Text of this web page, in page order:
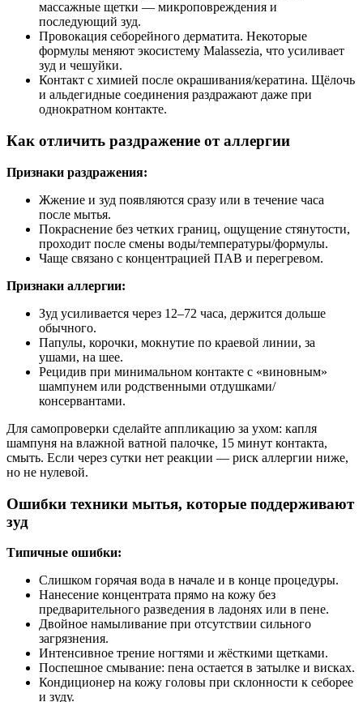
массажные щетки — микроповреждения и
последующий зуд.
Провокация себорейного дерматита. Некоторые
формулы меняют экосистему Malassezia, что усиливает
зуд и чешуйки.
Контакт с химией после окрашивания/кератина. Щёлочь
и альдегидные соединения раздражают даже при
однократном контакте.
Как отличить раздражение от аллергии
Признаки раздражения:
Жжение и зуд появляются сразу или в течение часа
после мытья.
Покраснение без четких границ, ощущение стянутости,
проходит после смены воды/температуры/формулы.
Чаще связано с концентрацией ПАВ и перегревом.
Признаки аллергии:
Зуд усиливается через 12–72 часа, держится дольше
обычного.
Папулы, корочки, мокнутие по краевой линии, за
ушами, на шее.
Рецидив при минимальном контакте с «виновным»
шампунем или родственными отдушками/
консервантами.
Для самопроверки сделайте аппликацию за ухом: капля
шампуня на влажной ватной палочке, 15 минут контакта,
смыть. Если через сутки нет реакции — риск аллергии ниже,
но не нулевой.
Ошибки техники мытья, которые поддерживают
зуд
Типичные ошибки:
Слишком горячая вода в начале и в конце процедуры.
Нанесение концентрата прямо на кожу без
предварительного разведения в ладонях или в пене.
Двойное намыливание при отсутствии сильного
загрязнения.
Интенсивное трение ногтями и жёсткими щетками.
Поспешное смывание: пена остается в затылке и висках.
Кондиционер на кожу головы при склонности к себорее
и зуду.